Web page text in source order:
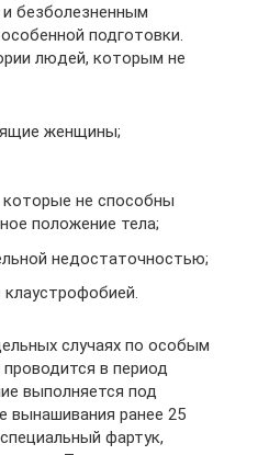
безболезненным
подготовки.
людей, которым не
женщины;
не способны
положение тела;
недостаточностью;
случаях по особым
в период
выполняется под
вынашивания ранее 25
фартук,